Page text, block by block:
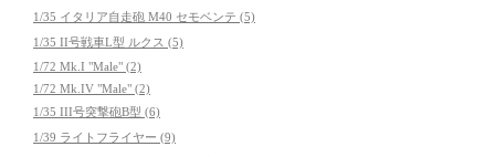
1/35 イタリア自走砲 M40 セモベンテ (5)
1/35 II号戦車L型 ルクス (5)
1/72 Mk.I "Male" (2)
1/72 Mk.IV "Male" (2)
1/35 III号突撃砲B型 (6)
1/39 ライトフライヤー (9)